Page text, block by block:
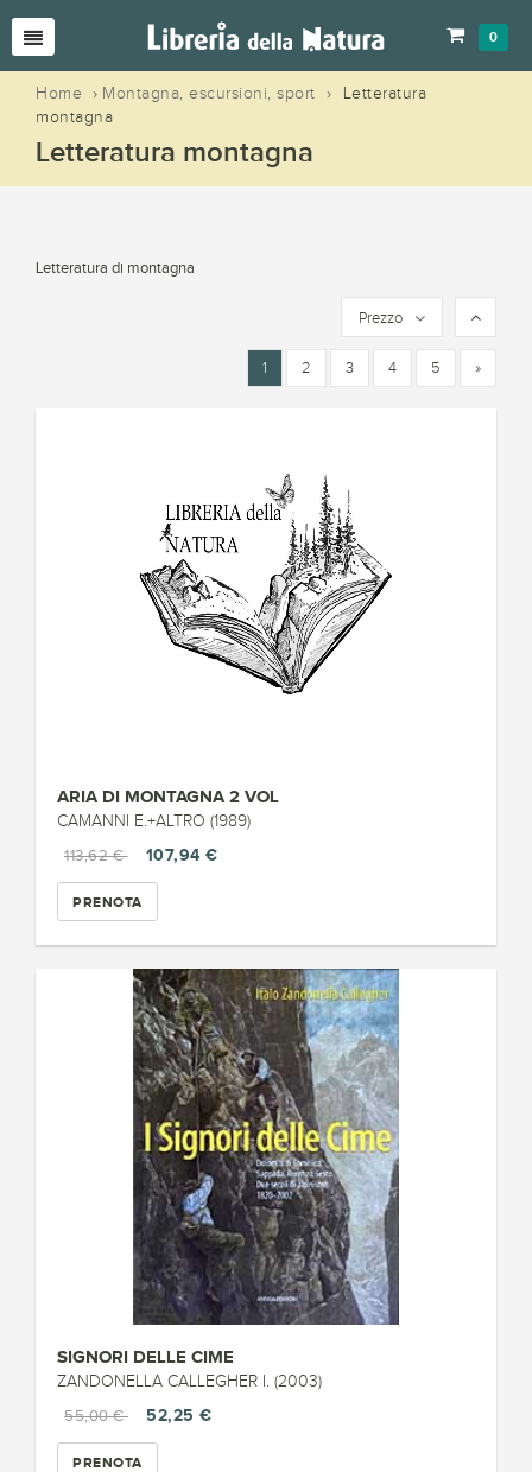
0
Home › Montagna, escursioni, sport ›
Letteratura
montagna
Letteratura montagna
Letteratura di montagna
Prezzo
1 2 3 4 5 »
ARIA DI MONTAGNA 2 VOL
CAMANNI E.+ALTRO (1989)
113,62 €
107,94 €
PRENOTA
SIGNORI DELLE CIME
ZANDONELLA CALLEGHER I. (2003)
55,00 €
52,25 €
PRENOTA